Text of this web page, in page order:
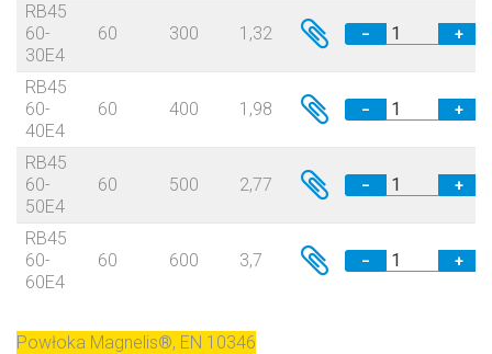
RB45
60-
30E4
60 300 1,32 − +
RB45
60-
40E4
60 400 1,98 − +
RB45
60-
50E4
60 500 2,77 − +
RB45
60-
60E4
60 600 3,7 − +
Powłoka Magnelis®, EN 10346